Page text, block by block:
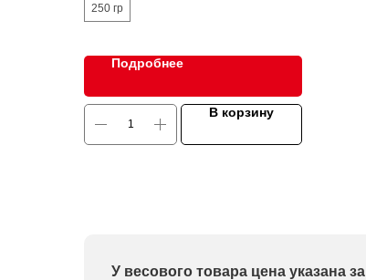
250 гр
Подробнее
В корзину
У весового товара цена указана за